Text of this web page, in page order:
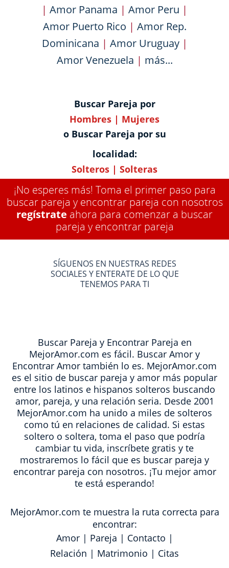
| Amor Panama | Amor Peru |
Amor Puerto Rico | Amor Rep.
Dominicana | Amor Uruguay|
Amor Venezuela | más...
Buscar Pareja por
Hombres | Mujeres
o Buscar Pareja por su
localidad:
Solteros | Solteras
¡No esperes más! Toma el primer paso para
buscar pareja y encontrar pareja con nosotros
regístrate ahora para comenzar a buscar
pareja y encontrar pareja
SÍGUENOS EN NUESTRAS REDES
SOCIALES Y ENTERATE DE LO QUE
TENEMOS PARA TI
Buscar Pareja y Encontrar Pareja en
MejorAmor.com es fácil. Buscar Amor y
Encontrar Amor también lo es. MejorAmor.com
es el sitio de buscar pareja y amor más popular
entre los latinos e hispanos solteros buscando
amor, pareja, y una relación seria. Desde 2001
MejorAmor.com ha unido a miles de solteros
como tú en relaciones de calidad. Si estas
soltero o soltera, toma el paso que podría
cambiar tu vida, inscríbete gratis y te
mostraremos lo fácil que es buscar pareja y
encontrar pareja con nosotros. ¡Tu mejor amor
te está esperando!
MejorAmor.com te muestra la ruta correcta para
encontrar:
Amor| Pareja | Contacto |
Relación | Matrimonio | Citas